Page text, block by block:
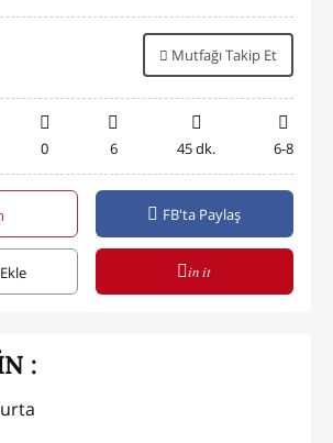
Mutfağı Takip Et
0 6 45 dk. 6-8
FB'ta Paylaş
in it
: